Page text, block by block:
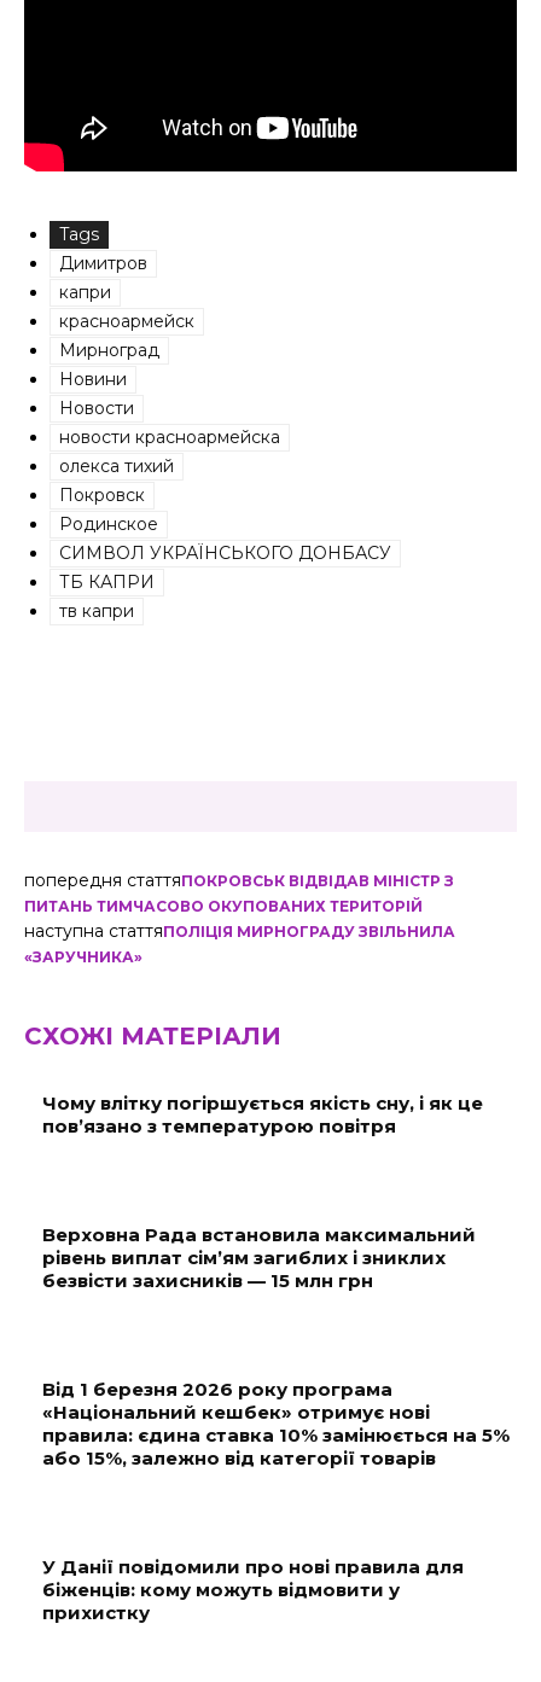
Tags
Димитров
капри
красноармейск
Мирноград
Новини
Новости
новости красноармейска
олекса тихий
Покровск
Родинское
СИМВОЛ УКРАЇНСЬКОГО ДОНБАСУ
ТБ КАПРИ
тв капри
попередня статтяПОКРОВСЬК ВІДВІДАВ МІНІСТР З
ПИТАНЬ ТИМЧАСОВО ОКУПОВАНИХ ТЕРИТОРІЙ
наступна статтяПОЛІЦІЯ МИРНОГРАДУ ЗВІЛЬНИЛА
«ЗАРУЧНИКА»
СХОЖІ МАТЕРІАЛИ
Чому влітку погіршується якість сну, і як це
пов’язано з температурою повітря
Верховна Рада встановила максимальний
рівень виплат сім’ям загиблих і зниклих
безвісти захисників — 15 млн грн
Від 1 березня 2026 року програма
«Національний кешбек» отримує нові
правила: єдина ставка 10% замінюється на 5%
або 15%, залежно від категорії товарів
У Данії повідомили про нові правила для
біженців: кому можуть відмовити у
прихистку